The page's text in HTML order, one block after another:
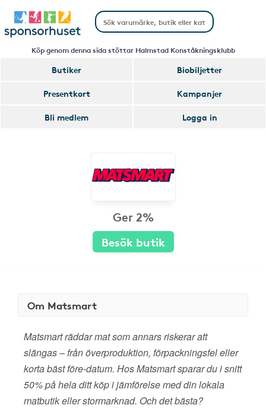
Köp genom denna sida stöttar Halmstad Konståkningsklubb
Butiker
Biobiljetter
Presentkort
Kampanjer
Bli medlem
Logga in
Ger 2%
Besök butik
Om Matsmart
Matsmart räddar mat som annars riskerar att
slängas – från överproduktion, förpackningsfel eller
korta bäst före-datum. Hos Matsmart sparar du i snitt
50% på hela ditt köp i jämförelse med din lokala
matbutik eller stormarknad. Och det bästa?